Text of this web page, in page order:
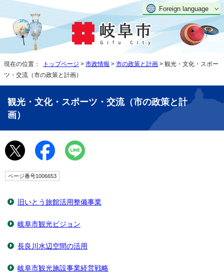
Foreign language
現在の位置： トップページ > 市政情報 > 市の政策と計画 > 観光・文化・スポー
ツ・交流（市の政策と計画）
観光・文化・スポーツ・交流（市の政策と計
画）
ページ番号1006653
旧いとう旅館活用整備事業
岐阜市観光ビジョン
長良川水辺空間の活用
岐阜市観光施設事業経営戦略